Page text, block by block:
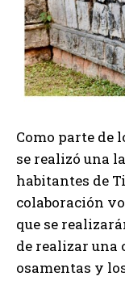
Como parte de
se realizó una
habitantes de
colaboración
que se
de realizar una
osamentas y